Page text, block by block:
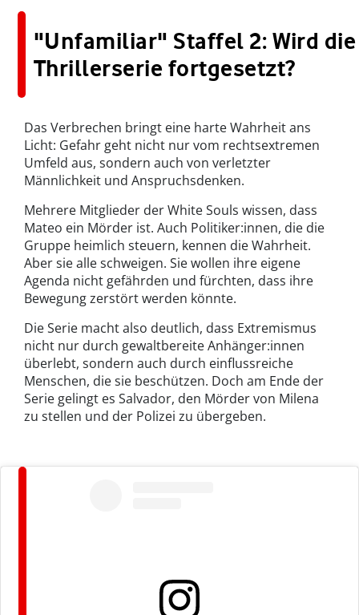
"Unfamiliar" Staffel 2: Wird die
Thrillerserie fortgesetzt?
Das Verbrechen bringt eine harte Wahrheit ans
Licht: Gefahr geht nicht nur vom rechtsextremen
Umfeld aus, sondern auch von verletzter
Männlichkeit und Anspruchsdenken.
Mehrere Mitglieder der White Souls wissen, dass
Mateo ein Mörder ist. Auch Politiker:innen, die die
Gruppe heimlich steuern, kennen die Wahrheit.
Aber sie alle schweigen. Sie wollen ihre eigene
Agenda nicht gefährden und fürchten, dass ihre
Bewegung zerstört werden könnte.
Die Serie macht also deutlich, dass Extremismus
nicht nur durch gewaltbereite Anhänger:innen
überlebt, sondern auch durch einflussreiche
Menschen, die sie beschützen. Doch am Ende der
Serie gelingt es Salvador, den Mörder von Milena
zu stellen und der Polizei zu übergeben.